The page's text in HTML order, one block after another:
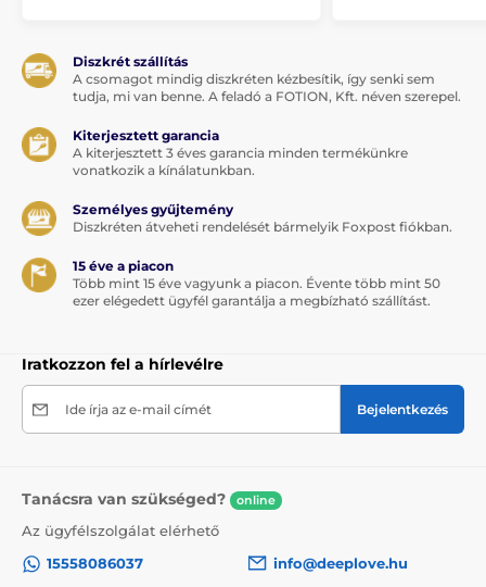
Diszkrét szállítás
A csomagot mindig diszkréten kézbesítik, így senki sem
tudja, mi van benne. A feladó a FOTION, Kft. néven szerepel.
Kiterjesztett garancia
A kiterjesztett 3 éves garancia minden termékünkre
vonatkozik a kínálatunkban.
Személyes gyűjtemény
Diszkréten átveheti rendelését bármelyik Foxpost fiókban.
15 éve a piacon
Több mint 15 éve vagyunk a piacon. Évente több mint 50
ezer elégedett ügyfél garantálja a megbízható szállítást.
Iratkozzon fel a hírlevélre
Ide írja az e-mail címét Bejelentkezés
Tanácsra van szükséged? online
Az ügyfélszolgálat elérhető
15558086037
info@deeplove.hu